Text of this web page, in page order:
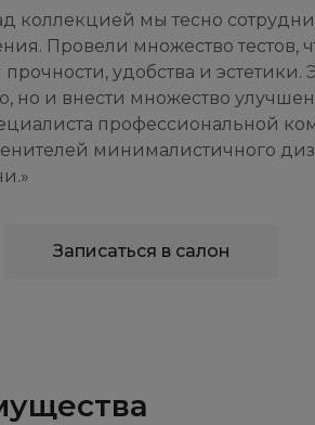
коллекцией мы тесно
Провели множество тестов,
удобства и
но и внести множество
профессиональной
минималистичного
Записаться в салон